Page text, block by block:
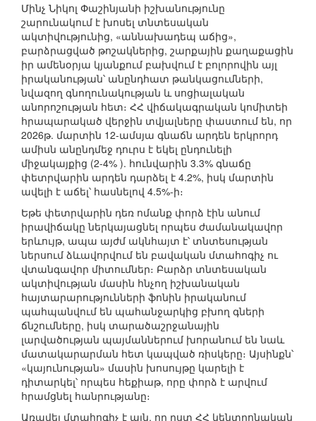
Մինչ Նիկոլ Փաշինյանի իշխանությունը
շարունակում է խոսել տնտեսական
ակտիվությունից, «աննախադեպ աճից»,
բարձրացված թոշակներից, շարքային քաղաքացին
իր ամենօրյա կյանքում բախվում է բոլորովին այլ
իրականության՝ անընդհատ թանկացումների,
նվազող գնողունակության և սոցիալական
անորոշության հետ։ ՀՀ վիճակագրական կոմիտեի
հրապարակած վերջին տվյալները փաստում են, որ
2026թ. մարտին 12-ամսյա գնաճն արդեն երկրորդ
ամիսն անընդմեջ դուրս է եկել ընդունելի
միջակայքից (2-4% ). հունվարին 3.3% գնաճը
փետրվարին արդեն դարձել է 4.2%, իսկ մարտին
ավելի է աճել՝ հասնելով 4.5%-ի։
Եթե փետրվարին դեռ ոմանք փորձ էին անում
իրավիճակը ներկայացնել որպես ժամանակավոր
երևույթ, ապա այժմ ակնհայտ է՝ տնտեսության
ներսում ձևավորվում են բավական մտահոգիչ ու
վտանգավոր միտումներ։ Բարձր տնտեսական
ակտիվության մասին հնչող իշխանական
հայտարարությունների ֆոնին իրականում
պահպանվում են պահանջարկից բխող գների
ճնշումները, իսկ տարածաշրջանային
լարվածության պայմաններում խորանում են նաև
մատակարարման հետ կապված ռիսկերը։ Այսինքն՝
«կայունության» մասին խոսույթը կարելի է
դիտարկել՝ որպես հեքիաթ, որը փորձ է արվում
հրամցնել հանրությանը։
Առավել մտահոգիչ է այն, որ ըստ ՀՀ կենտրոնական